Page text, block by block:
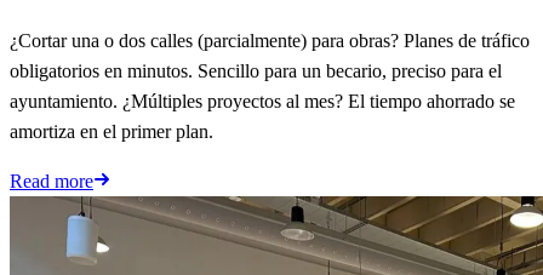
¿Cortar una o dos calles (parcialmente) para obras? Planes de tráfico
obligatorios en minutos. Sencillo para un becario, preciso para el
ayuntamiento. ¿Múltiples proyectos al mes? El tiempo ahorrado se
amortiza en el primer plan.
Read more